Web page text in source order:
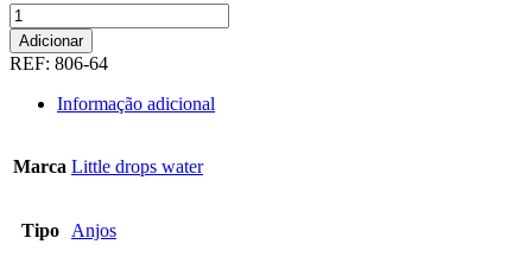
Quantidade
de
LITTLE
DROPS
WATER-
CRUZ
PRIMEIRA
17625
Adicionar
REF: 806-64
Informação adicional
Marca Little drops water
Tipo Anjos